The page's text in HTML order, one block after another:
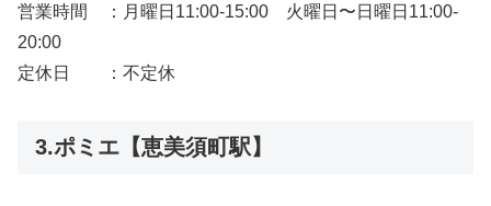
営業時間 ：月曜日11:00-15:00 火曜日〜日曜日11:00-
20:00
定休日 ：不定休
3.ポミエ【恵美須町駅】